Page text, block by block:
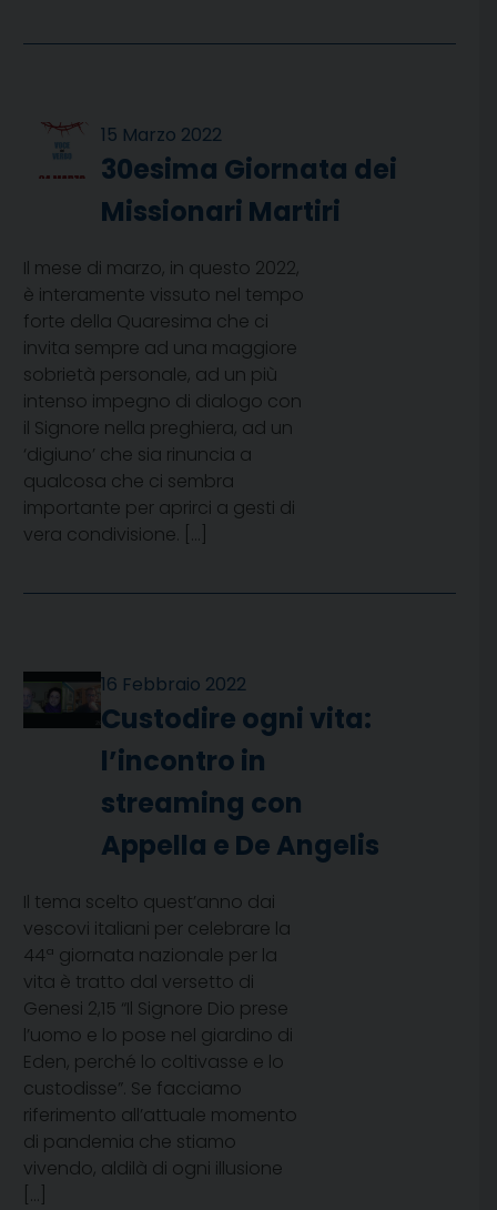
15 Marzo 2022
30esima Giornata dei
Missionari Martiri
Il mese di marzo, in questo 2022,
è interamente vissuto nel tempo
forte della Quaresima che ci
invita sempre ad una maggiore
sobrietà personale, ad un più
intenso impegno di dialogo con
il Signore nella preghiera, ad un
‘digiuno’ che sia rinuncia a
qualcosa che ci sembra
importante per aprirci a gesti di
vera condivisione. […]
16 Febbraio 2022
Custodire ogni vita:
l’incontro in
streaming con
Appella e De Angelis
Il tema scelto quest’anno dai
vescovi italiani per celebrare la
44ª giornata nazionale per la
vita è tratto dal versetto di
Genesi 2,15 “Il Signore Dio prese
l’uomo e lo pose nel giardino di
Eden, perché lo coltivasse e lo
custodisse”. Se facciamo
riferimento all’attuale momento
di pandemia che stiamo
vivendo, aldilà di ogni illusione
[…]